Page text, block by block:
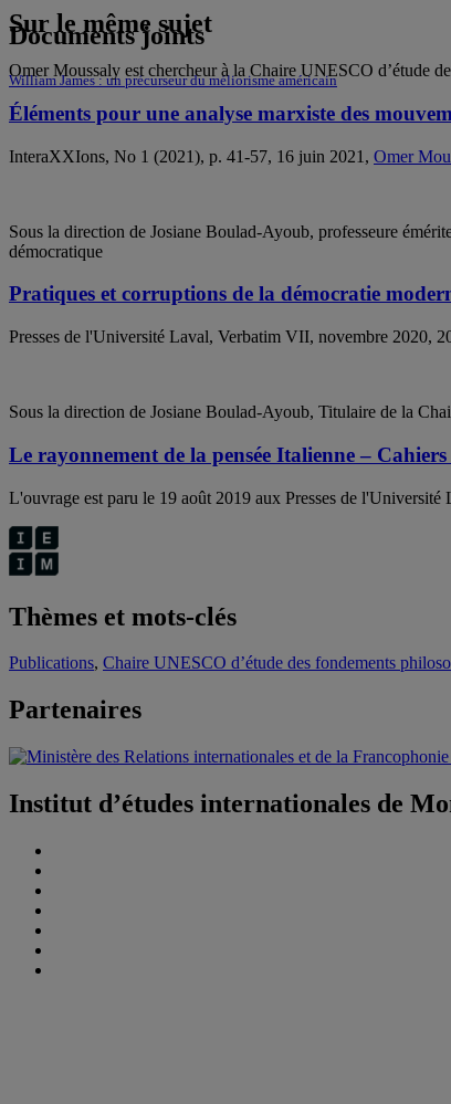
Documents joints
William James : un précurseur du méliorisme américain
Sur le même sujet
Omer Moussaly est chercheur à la Chaire UNESCO d’étude
Éléments pour une analyse marxiste des
InteraXXIons, No 1 (2021), p. 41-57, 16 juin 2021, Omer
Sous la direction de Josiane Boulad-Ayoub, professeure
démocratique
Pratiques et corruptions de la démocratie
Presses de l'Université Laval, Verbatim VII, novembre 2020,
Sous la direction de Josiane Boulad-Ayoub, Titulaire de la
Le rayonnement de la pensée Italienne –
L'ouvrage est paru le 19 août 2019 aux Presses de l'Université
Thèmes et mots-clés
Publications, Chaire UNESCO d’étude des fondements
Partenaires
Institut d’études internationales de